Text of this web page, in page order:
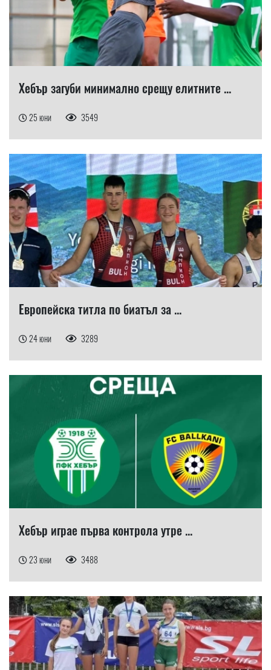
Хебър загуби минимално срещу елитните ...
25 юни 3549
Европейска титла по биатъл за ...
24 юни 3289
Хебър играе първа контрола утре ...
23 юни 3488